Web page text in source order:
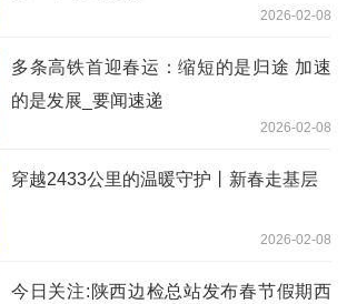
2026-02-08
多条高铁首迎春运：缩短的是归途 加速
的是发展_要闻速递
2026-02-08
穿越2433公里的温暖守护丨新春走基层
2026-02-08
今日关注:陕西边检总站发布春节假期西